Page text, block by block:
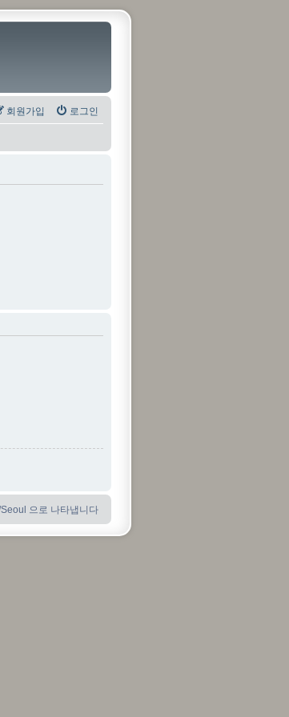
로그인
회원가입
으로 나타냅니다